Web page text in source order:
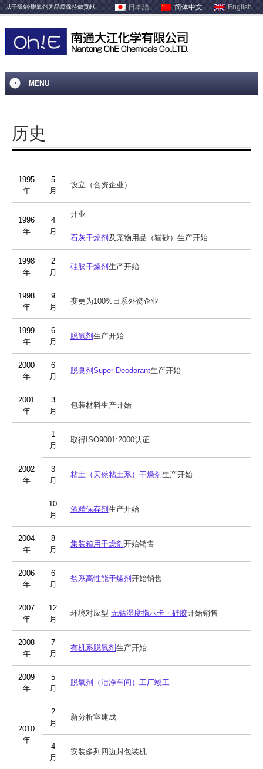
以干燥剂·脱氧剂为品质保持做贡献 日本語 简体中文 English
MENU
历史
1995
年
5
月
设立（合资企业）
1996
年
4
月
开业
石灰干燥剂及宠物用品（猫砂）生产开始
1998
年
2
月
硅胶干燥剂生产开始
1998
年
9
月
变更为100%日系外资企业
1999
年
6
月
脱氧剂生产开始
2000
年
6
月
脱臭剂Super Deodorant生产开始
2001
年
3
月
包装材料生产开始
2002
年
1
月
取得ISO9001:2000认证
3
月
粘土（天然粘土系）干燥剂生产开始
10
月
酒精保存剂生产开始
2004
年
8
月
集装箱用干燥剂开始销售
2006
年
6
月
盐系高性能干燥剂开始销售
2007
年
12
月
环境对应型 无钴湿度指示卡・硅胶开始销售
2008
年
7
月
有机系脱氧剂生产开始
2009
年
5
月
脱氧剂（洁净车间）工厂竣工
2010
年
2
月
新分析室建成
4
月
安装多列四边封包装机